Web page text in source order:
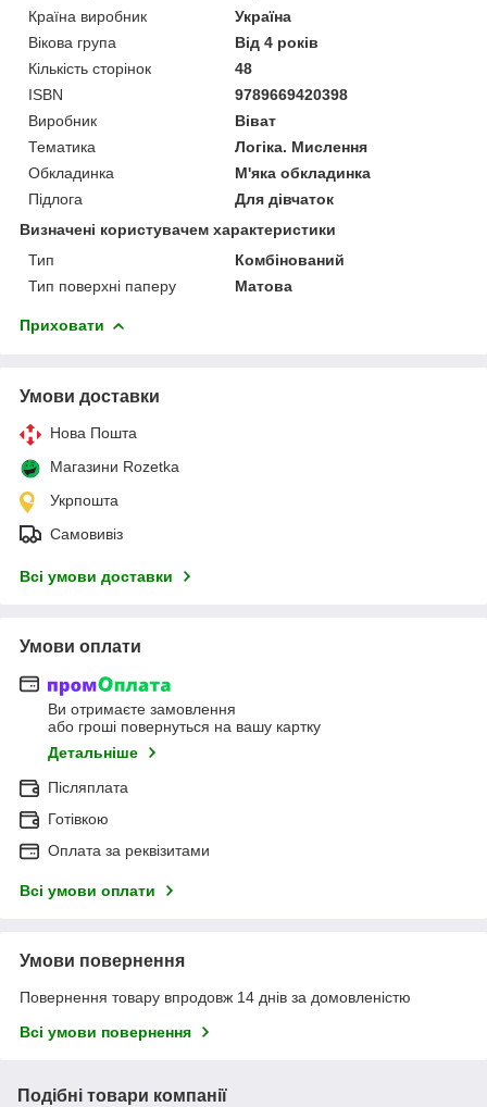
Країна виробник
Україна
Вікова група
Від 4 років
Кількість сторінок
48
ISBN
9789669420398
Виробник
Віват
Тематика
Логіка. Мислення
Обкладинка
М'яка обкладинка
Підлога
Для дівчаток
Визначені користувачем характеристики
Тип
Комбінований
Тип поверхні паперу
Матова
Приховати
Умови доставки
Нова Пошта
Магазини Rozetka
Укрпошта
Самовивіз
Всі умови доставки
Умови оплати
Ви отримаєте замовлення
або гроші повернуться на вашу картку
Детальніше
Післяплата
Готівкою
Оплата за реквізитами
Всі умови оплати
Умови повернення
Повернення товару впродовж 14 днів за домовленістю
Всі умови повернення
Подібні товари компанії